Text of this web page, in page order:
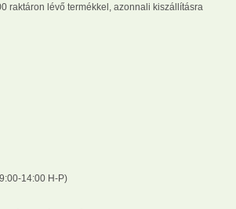
raktáron lévő termékkel, azonnali kiszállításra
14:00 H-P)